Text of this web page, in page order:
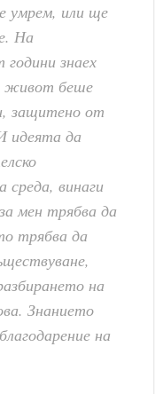
умрем, или ще
На
знаех
живот беше
защитено от
идеята да
среда, винаги
мен трябва да
трябва да
на
Знанието
на